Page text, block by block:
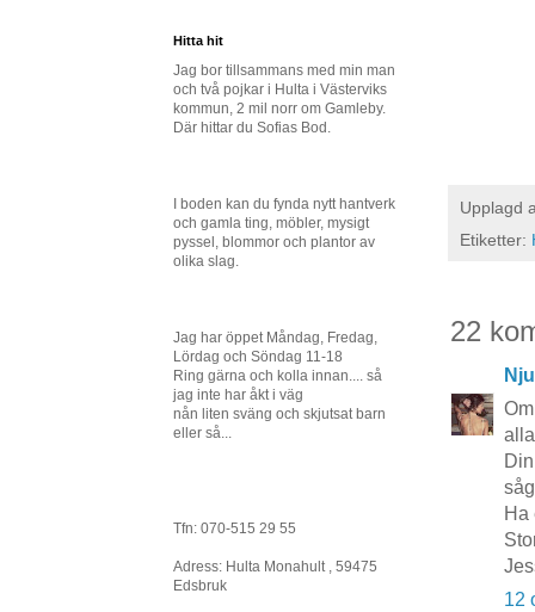
Upplagd
Etiketter:
22
Ha
12
Hitta hit
Jag bor tillsammans med min man
och två pojkar i Hulta i Västerviks
kommun, 2 mil norr om Gamleby.
Där hittar du Sofias Bod.
I boden kan du fynda nytt hantverk
och gamla ting, möbler, mysigt
pyssel, blommor och plantor av
olika slag.
Jag har öppet Måndag, Fredag,
Lördag och Söndag 11-18
Ring gärna och kolla innan.... så
jag inte har åkt i väg
nån liten sväng och skjutsat barn
eller så...
Tfn: 070-515 29 55
Adress: Hulta Monahult , 59475
Edsbruk